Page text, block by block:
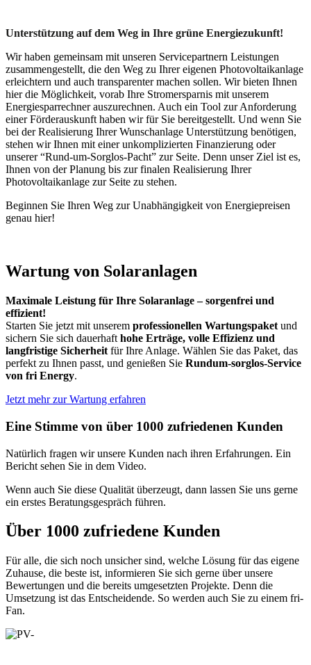
Unterstützung auf dem Weg in Ihre grüne Energiezukunft!
Wir haben gemeinsam mit unseren Servicepartnern Leistungen
zusammengestellt, die den Weg zu Ihrer eigenen Photovoltaikanlage
erleichtern und auch transparenter machen sollen. Wir bieten Ihnen
hier die Möglichkeit, vorab Ihre Stromersparnis mit unserem
Energiesparrechner auszurechnen. Auch ein Tool zur Anforderung
einer Förderauskunft haben wir für Sie bereitgestellt. Und wenn Sie
bei der Realisierung Ihrer Wunschanlage Unterstützung benötigen,
stehen wir Ihnen mit einer unkomplizierten Finanzierung oder
unserer “Rund-um-Sorglos-Pacht” zur Seite. Denn unser Ziel ist es,
Ihnen von der Planung bis zur finalen Realisierung Ihrer
Photovoltaikanlage zur Seite zu stehen.
Beginnen Sie Ihren Weg zur Unabhängigkeit von Energiepreisen
genau hier!
Wartung von Solaranlagen
Maximale Leistung für Ihre Solaranlage – sorgenfrei und
effizient!
Starten Sie jetzt mit unserem professionellen Wartungspaket und
sichern Sie sich dauerhaft hohe Erträge, volle Effizienz und
langfristige Sicherheit für Ihre Anlage. Wählen Sie das Paket, das
perfekt zu Ihnen passt, und genießen Sie Rundum-sorglos-Service
von fri Energy.
Jetzt mehr zur Wartung erfahren
Eine Stimme von über 1000 zufriedenen Kunden
Natürlich fragen wir unsere Kunden nach ihren Erfahrungen. Ein
Bericht sehen Sie in dem Video.
Wenn auch Sie diese Qualität überzeugt, dann lassen Sie uns gerne
ein erstes Beratungsgespräch führen.
Über 1000 zufriedene Kunden
Für alle, die sich noch unsicher sind, welche Lösung für das eigene
Zuhause, die beste ist, informieren Sie sich gerne über unsere
Bewertungen und die bereits umgesetzten Projekte. Denn die
Umsetzung ist das Entscheidende. So werden auch Sie zu einem fri-
Fan.